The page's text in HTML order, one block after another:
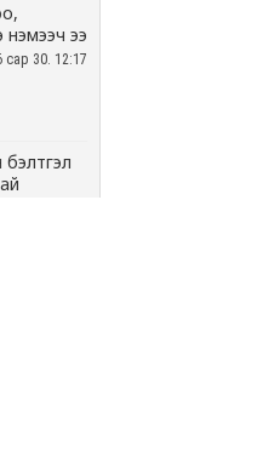
нэмээч ээ
сар 30. 12:17